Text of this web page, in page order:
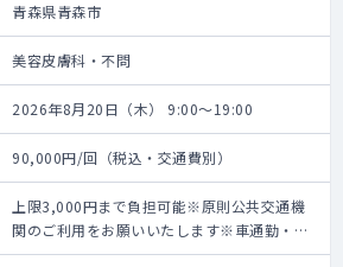
青森県青森市
美容皮膚科・不問
2026年8月20日（木） 9:00～19:00
90,000円/回（税込・交通費別）
上限3,000円まで負担可能※原則公共交通機
関のご利用をお願いいたします※車通勤・タ
クシー利用要相談